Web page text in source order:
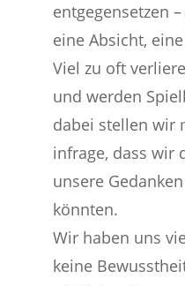
entgegensetzen
eine Absicht,
Viel zu oft
und werden
dabei stellen wir
infrage, dass wir
unsere
könnten.
Wir haben uns
keine